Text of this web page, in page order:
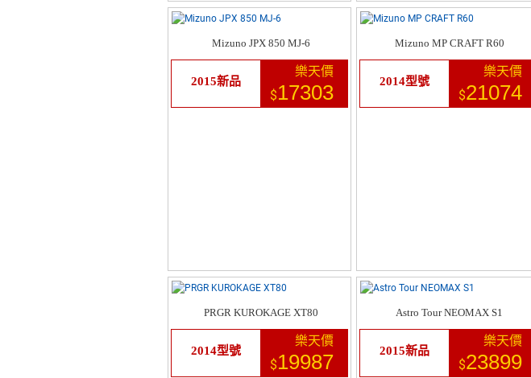
Mizuno JPX 850 MJ-6
2015新品
樂天價
$17303
Mizuno MP CRAFT R60
2014型號
樂天價
$21074
PRGR KUROKAGE XT80
2014型號
樂天價
$19987
Astro Tour NEOMAX S1
2015新品
樂天價
$23899